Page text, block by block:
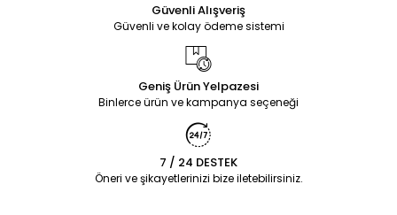
Güvenli Alışveriş
Güvenli ve kolay ödeme sistemi
Geniş Ürün Yelpazesi
Binlerce ürün ve kampanya seçeneği
7 / 24 DESTEK
Öneri ve şikayetlerinizi bize iletebilirsiniz.